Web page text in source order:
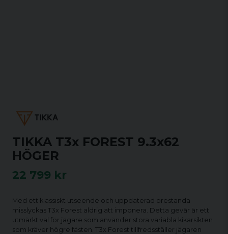
TIKKA T3x FOREST 9.3x62
HÖGER
22 799 kr
Med ett klassiskt utseende och uppdaterad prestanda
misslyckas T3x Forest aldrig att imponera. Detta gevär är ett
utmärkt val för jägare som använder stora variabla kikarsikten
som kräver högre fästen. T3x Forest tillfredsställer jägaren